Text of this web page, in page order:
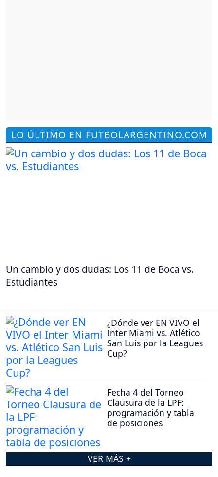
LO ÚLTIMO EN FUTBOLARGENTINO.COM
Un cambio y dos dudas: Los 11 de Boca vs.
Estudiantes
¿Dónde ver EN VIVO el
Inter Miami vs. Atlético
San Luis por la Leagues
Cup?
Fecha 4 del Torneo
Clausura de la LPF:
programación y tabla
de posiciones
VER MÁS +